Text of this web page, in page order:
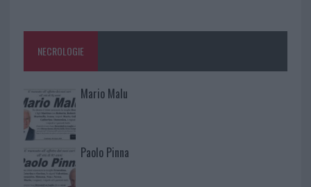
NECROLOGIE
Mario Malu
Paolo Pinna